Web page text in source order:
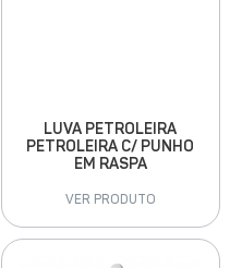
LUVA PETROLEIRA
PETROLEIRA C/ PUNHO
EM RASPA
VER PRODUTO